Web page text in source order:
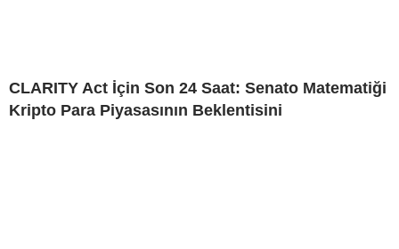
CLARITY Act İçin Son 24 Saat: Senato Matematiği
Kripto Para Piyasasının Beklentisini